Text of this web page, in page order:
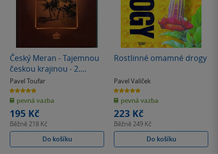
Český Meran - Tajemnou
českou krajinou - 2.
vydání
Pavel Toufar
5.0
z
5
hvězdiček
pevná vazba
195 Kč
Běžně218 Kč
Do košíku
Rostlinné omamné drogy
Pavel Valíček
5.0
z
5
hvězdiček
pevná vazba
223 Kč
Běžně249 Kč
Do košíku